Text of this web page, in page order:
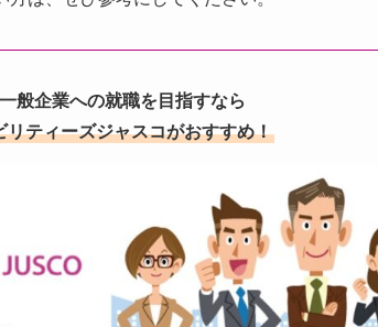
一般企業への就職を目指すなら
リティーズジャスコがおすすめ！